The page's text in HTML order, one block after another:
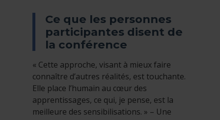
Ce que les personnes
participantes disent de
la conférence
« Cette approche, visant à mieux faire
connaître d’autres réalités, est touchante.
Elle place l’humain au cœur des
apprentissages, ce qui, je pense, est la
meilleure des sensibilisations. » – Une